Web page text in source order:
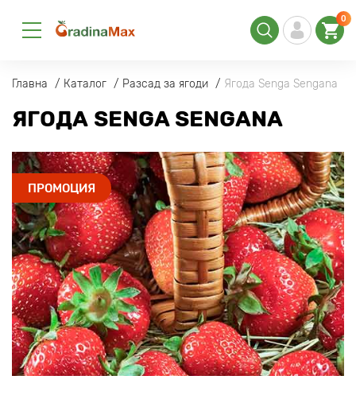
0
Главна Каталог Разсад за ягоди Ягода Senga Sengana
ЯГОДА SENGA SENGANA
ПРОМОЦИЯ